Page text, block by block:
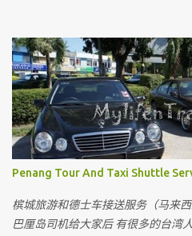
出到国外， 可以进入机场贵宾室最
至少这三张卡的其中一张。 Lounge
Pass 。 是全球机场最常见也是被
问， 到底那一张是最好。 这三张卡
的。 就比如我到了 Doha ， Priority
Dragon Pass 是最多， 有 7 家选择
Priority Pass 是最差， 其实不是。
果这三张卡全部都有是最好。。。
用餐后还可以开个私人房间休息。
的贵宾室。 至于要如何申请到这些
Penang Tour And Taxi Shuttle
槟城旅游和德士车接送服务（马来
巴厘岛司机给大家后 有很多的台湾